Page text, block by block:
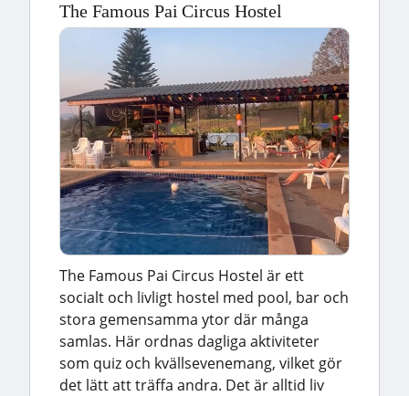
The Famous Pai Circus Hostel
The Famous Pai Circus Hostel är ett
socialt och livligt hostel med pool, bar och
stora gemensamma ytor där många
samlas. Här ordnas dagliga aktiviteter
som quiz och kvällsevenemang, vilket gör
det lätt att träffa andra. Det är alltid liv